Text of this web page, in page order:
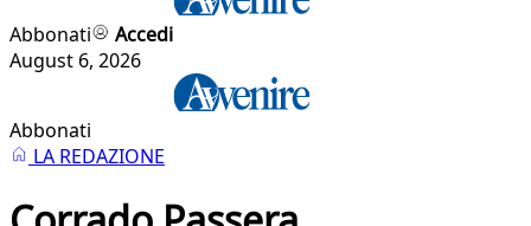
Abbonati
Accedi
August 6, 2026
Abbonati
LA REDAZIONE